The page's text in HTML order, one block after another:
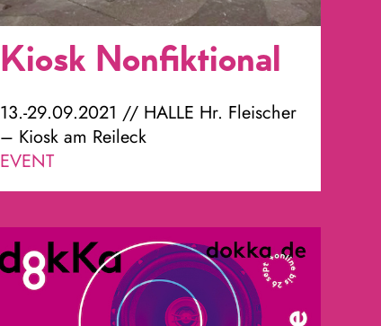
Kiosk Nonfiktional
13.-29.09.2021 // HALLE Hr. Fleischer
– Kiosk am Reileck
EVENT